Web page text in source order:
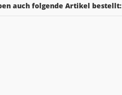
auch folgende Artikel bestellt: